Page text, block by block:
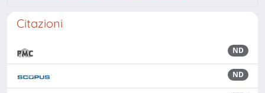
Citazioni
ND
ND